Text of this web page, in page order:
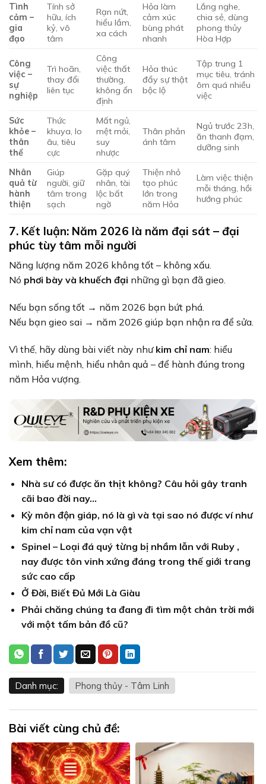
Tình
cảm –
gia
đạo
Tính sở
hữu, ích
kỷ, vô
tâm
Rạn nứt,
hiểu lầm,
xa cách
Hỏa làm
cảm xúc
bùng phát
nhanh
Lắng nghe,
chia sẻ, dùng
phong thủy
Hòa Hợp
Công
việc –
sự
nghiệp
Trì hoãn,
thay đổi
liên tục
Công
việc thất
thường,
không ổn
định
Hỏa thúc
đẩy sự thật
bộc lộ
Tập trung 1
mục tiêu, tránh
ôm quá nhiều
việc
Sức
khỏe –
thân
thể
Thức
khuya, lo
âu, tiêu
cực
Mất ngủ,
mệt mỏi,
suy
nhược
Thân phản
ánh tâm
Ngủ trước 23h,
ăn thanh đạm,
dưỡng sinh
Nhân
quả từ
hành
thiện
Giúp
người, giữ
tâm trong
sạch
Gặp quý
nhân, tài
lộc bất
ngờ
Thiện nhỏ
tạo phúc
lớn trong
năm Hỏa
Làm việc thiện
mỗi tháng, hồi
hướng phúc
7. Kết luận: Năm 2026 là năm đại sát – đại
phúc tùy tâm mỗi người
Năng lượng năm 2026 không tốt – không xấu.
Nó phơi bày và khuếch đại những gì bạn đã gieo.
Nếu bạn sống tốt → năm 2026 bạn bứt phá.
Nếu bạn gieo sai → năm 2026 giúp bạn nhận ra để sửa.
Vì thế, hãy dùng bài viết này như kim chỉ nam: hiểu
mình, hiểu mệnh, hiểu nhân quả – để hành đúng trong
năm Hỏa vượng.
Xem thêm:
Nhà sư có được ăn thịt không? Câu hỏi gây tranh
cãi bao đời nay…
Kỳ môn độn giáp, nó là gì và tại sao nó được ví như
kim chỉ nam của vạn vật
Spinel – Loại đá quý từng bị nhầm lẫn với Ruby ,
nay được tôn vinh xứng đáng trong thế giới trang
sức cao cấp
Ở Đời, Biết Đủ Mới Là Giàu
Phải chăng chúng ta đang đi tìm một chân trời mới
với một tấm bản đồ cũ?
Danh mục: Phong thủy - Tâm Linh
Bài viết cùng chủ đề: